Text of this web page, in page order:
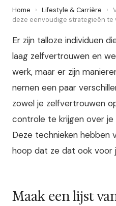
Home › Lifestyle & Carrière ›
deze eenvoudige strategieën te
Er zijn talloze individuen
laag zelfvertrouwen en
werk, maar er zijn
nemen een paar
zowel je zelfvertrouwen
controle te krijgen over je
Deze technieken hebben
hoop dat ze dat ook voor
Maak een lijst